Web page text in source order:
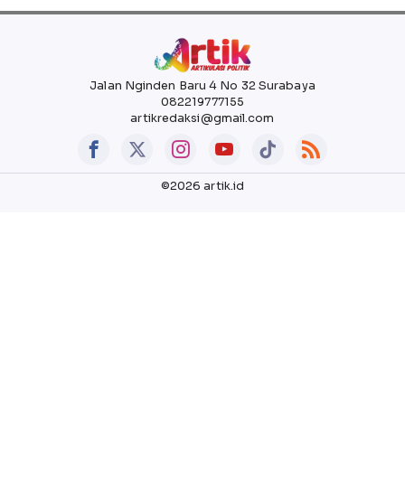
Jalan Nginden Baru 4 No 32 Surabaya
082219777155
artikredaksi@gmail.com
©2026 artik.id